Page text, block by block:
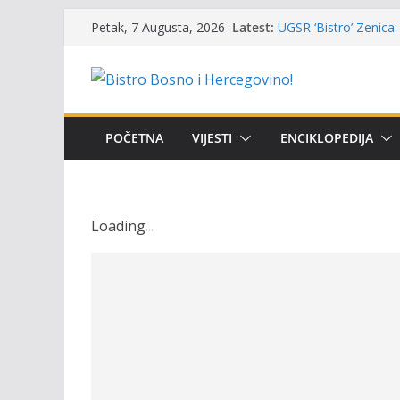
content
Petak, 7 Augusta, 2026 Latest: UGSR ‘Bistro’
i amura’
osobe sa
Održan 15.
POČETNA VIJESTI ENCIKLOPEDIJA
Loading...